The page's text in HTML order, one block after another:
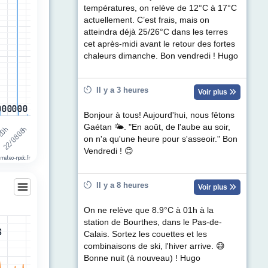
de précipitations (mm). Data ranges from 0 to 8.1.
0
00
00
00
00
0
22/08 08h
meteo-npdc.fr
(km/h). Data ranges from 1 to 56.
températures, on relève de 12°C à 17°C
actuellement. C’est frais, mais on
atteindra déjà 25/26°C dans les terres
cet après-midi avant le retour des fortes
chaleurs dimanche. Bon vendredi ! Hugo
Il y a 3 heures Voir plus
Bonjour à tous! Aujourd'hui, nous fêtons
Gaétan 🌤. "En août, de l'aube au soir,
on n'a qu'une heure pour s'asseoir." Bon
Vendredi ! 😊
Il y a 8 heures Voir plus
On ne relève que 8.9°C à 01h à la
station de Bourthes, dans le Pas-de-
Calais. Sortez les couettes et les
combinaisons de ski, l'hiver arrive. 😅
Bonne nuit (à nouveau) ! Hugo